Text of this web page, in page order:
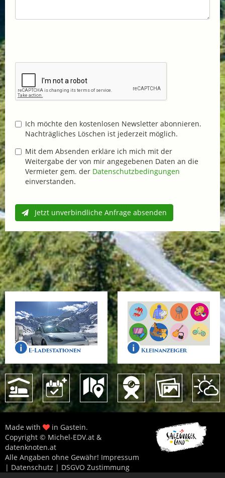
Ich möchte den kostenlosen Newsletter abonnieren.
Nachträgliches Löschen ist jederzeit möglich.
Mit dem Absenden erkläre ich mich mit der
Weitergabe der von mir angegebenen Daten an die
Vermieter gem. der Datenschutzbedingungen
einverstanden.
Jetzt unverbindliche Anfrage absenden
Made with
in Gastein.
Copyright © Michel-EDV.at &
datenknoten.at
Alle Angaben ohne Gewähr! Impressum
| Datenschutz | DSGVO Zustimmung